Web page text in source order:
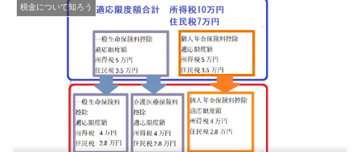
税金について知ろう